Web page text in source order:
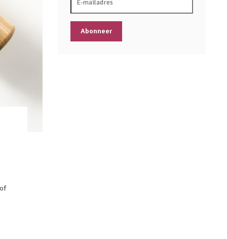
Abonneer